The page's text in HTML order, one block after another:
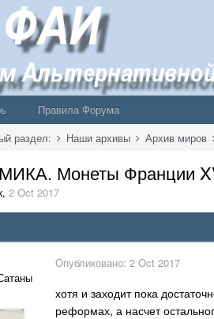
Правила Форума
раздел: Наши архивы Архив миров
Монеты Франции
, 2 Oct 2017
Опубликовано: 2 Oct 2017
хотя и заходит пока
реформах, а насчет